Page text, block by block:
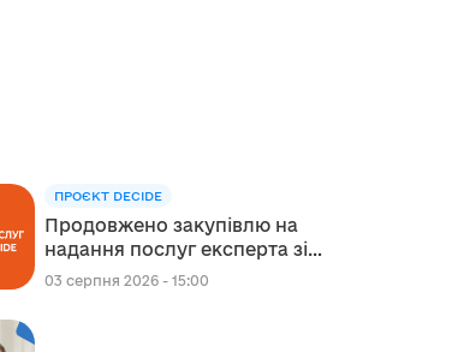
ПРОЄКТ DECIDE
Продовжено закупівлю на
надання послуг експерта зі
стратегічного планування
03 серпня 2026 - 15:00